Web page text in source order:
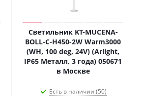
Светильник KT-MUCENA-
BOLL-C-H450-2W Warm3000
(WH, 100 deg, 24V) (Arlight,
IP65 Металл, 3 года) 050671
в Москве
Есть в наличии (50)